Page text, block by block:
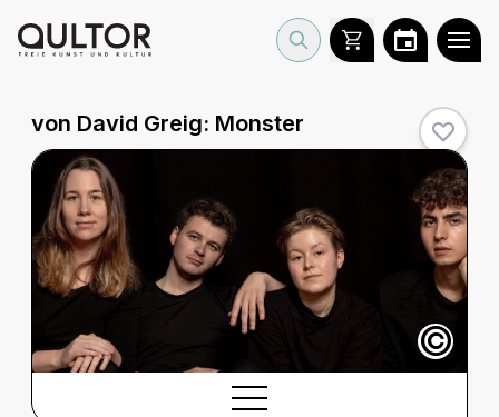
von David Greig: Monster
©